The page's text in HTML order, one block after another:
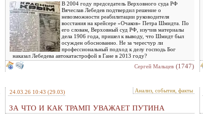
В 2004 году председатель Верховного суда РФ
Вячеслав Лебедев подтвердил решение о
невозможности реабилитации руководителя
восстания на крейсере «Очаков» Петра Шмидта. По
его словам, Верховный суд РФ, изучив материалы
дела 1906 года, пришел к выводу, что Шмидт был
осужден обоснованно. Не за чересчур ли
профессиональный подход к делу господь Бог
наказал Лебедева автокатастрофой в Гане в 2013 году?
Сергей Мальцев (1747)
24.03.26 10:43 (29.03) Анализ, события, факты
ЗА ЧТО И КАК ТРАМП УВАЖАЕТ ПУТИНА